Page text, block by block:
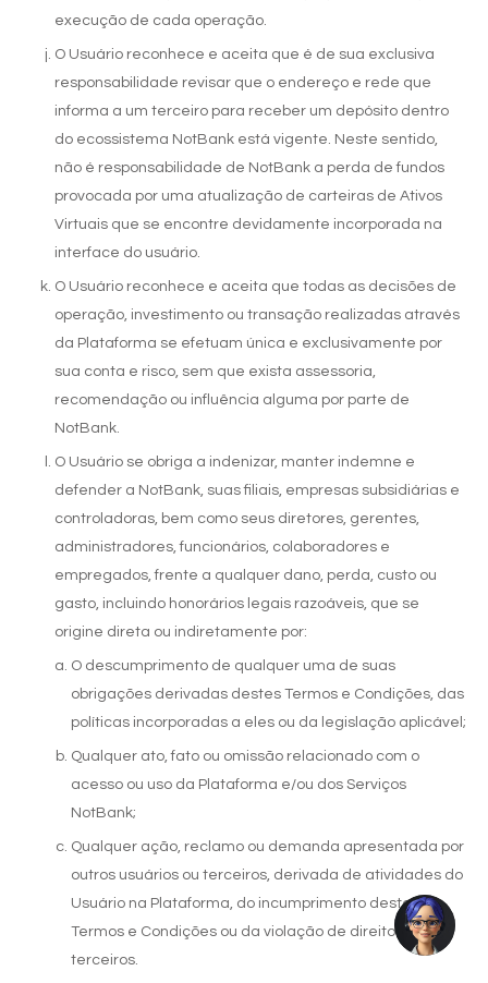
execução de cada operação.
O Usuário reconhece e aceita que é de sua exclusiva
responsabilidade revisar que o endereço e rede que
informa a um terceiro para receber um depósito dentro
do ecossistema NotBank está vigente. Neste sentido,
não é responsabilidade de NotBank a perda de fundos
provocada por uma atualização de carteiras de Ativos
Virtuais que se encontre devidamente incorporada na
interface do usuário.
O Usuário reconhece e aceita que todas as decisões de
operação, investimento ou transação realizadas através
da Plataforma se efetuam única e exclusivamente por
sua conta e risco, sem que exista assessoria,
recomendação ou influência alguma por parte de
NotBank.
O Usuário se obriga a indenizar, manter indemne e
defender a NotBank, suas filiais, empresas subsidiárias e
controladoras, bem como seus diretores, gerentes,
administradores, funcionários, colaboradores e
empregados, frente a qualquer dano, perda, custo ou
gasto, incluindo honorários legais razoáveis, que se
origine direta ou indiretamente por:
O descumprimento de qualquer uma de suas
obrigações derivadas destes Termos e Condições, das
políticas incorporadas a eles ou da legislação aplicável;
Qualquer ato, fato ou omissão relacionado com o
acesso ou uso da Plataforma e/ou dos Serviços
NotBank;
Qualquer ação, reclamo ou demanda apresentada por
outros usuários ou terceiros, derivada de atividades do
Usuário na Plataforma, do incumprimento destes
Termos e Condições ou da violação de direitos de
terceiros.